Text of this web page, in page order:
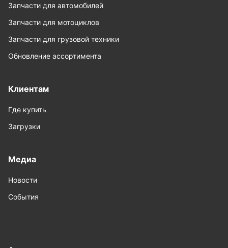
Запчасти для автомобилей
Запчасти для мотоциклов
Запчасти для грузовой техники
Обновление ассортимента
Клиентам
Где купить
Загрузки
Медиа
Новости
События